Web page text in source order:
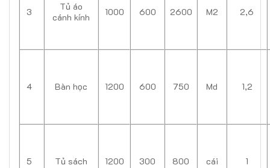
3
Tủ áo
cánh kính
1000 600 2600 M2 2,6
4 Bàn học 1200 600 750 Md 1,2
5 Tủ sách 1200 300 800 cái 1